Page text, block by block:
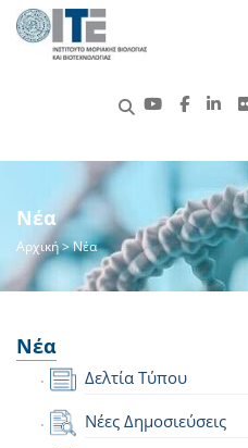
Νέα
Αρχική> Νέα
Νέα
Δελτία Τύπου
Νέες Δημοσιεύσεις